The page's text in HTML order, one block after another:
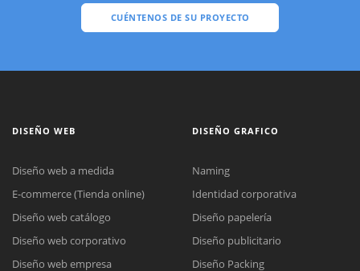
CUÉNTENOS DE SU PROYECTO
DISEÑO WEB
Diseño web a medida
E-commerce (Tienda online)
Diseño web catálogo
Diseño web corporativo
Diseño web empresa
DISEÑO GRAFICO
Naming
Identidad corporativa
Diseño papelería
Diseño publicitario
Diseño Packing